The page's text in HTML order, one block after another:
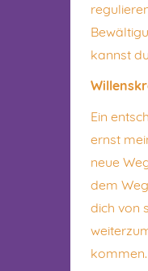
kannst
Ein
ernst
neue
dem
dich von
kommen.